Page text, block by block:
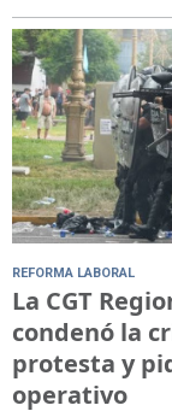
REFORMA LABORAL
La CGT
condenó la
protesta y
operativo